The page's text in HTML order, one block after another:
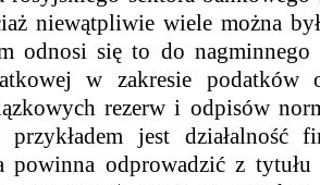
niewątpliwie wiele można
odnosi się to do nagminnego
w zakresie
rezerw i odpisów
przykładem jest
powinna odprowadzić z